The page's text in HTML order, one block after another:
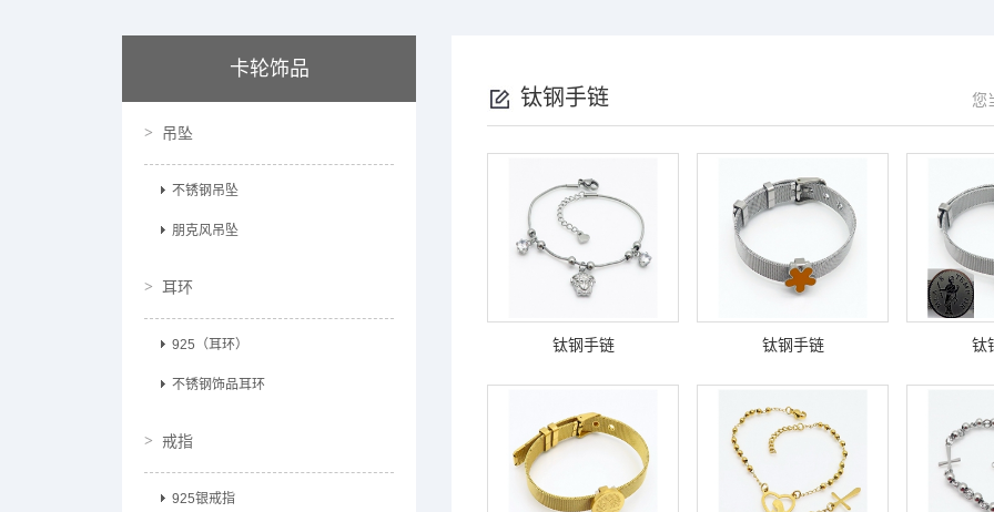
卡轮饰品
吊坠
不锈钢吊坠
朋克风吊坠
耳环
925（耳环）
不锈钢饰品耳环
戒指
925银戒指
钛钢手链 您
钛钢手链 钛钢手链 钛